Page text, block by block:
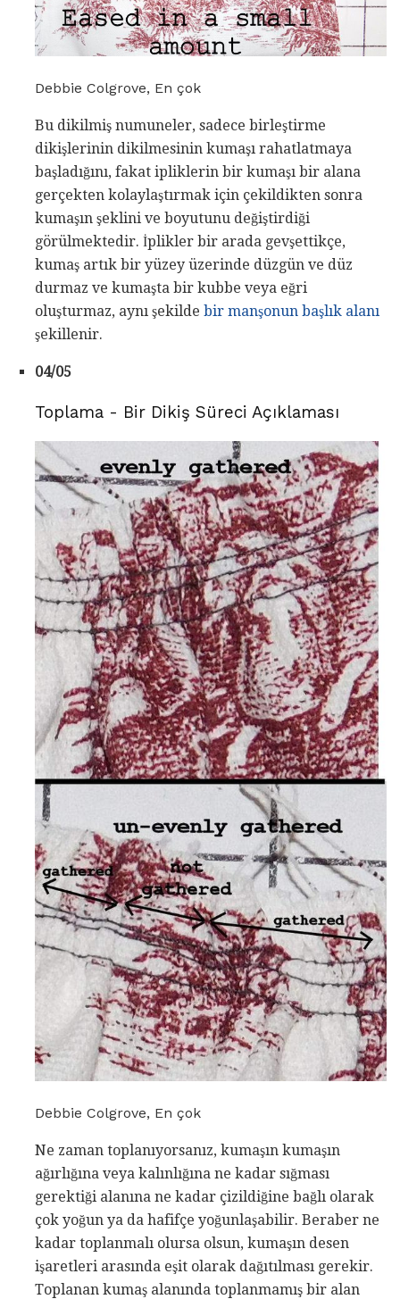
Debbie Colgrove, En çok
Bu dikilmiş numuneler, sadece birleştirme
dikişlerinin dikilmesinin kumaşı rahatlatmaya
başladığını, fakat ipliklerin bir kumaşı bir alana
gerçekten kolaylaştırmak için çekildikten sonra
kumaşın şeklini ve boyutunu değiştirdiği
görülmektedir. İplikler bir arada gevşettikçe,
kumaş artık bir yüzey üzerinde düzgün ve düz
durmaz ve kumaşta bir kubbe veya eğri
oluşturmaz, aynı şekilde bir manşonun başlık alanı
şekillenir.
04/05
Toplama - Bir Dikiş Süreci Açıklaması
Debbie Colgrove, En çok
Ne zaman toplanıyorsanız, kumaşın kumaşın
ağırlığına veya kalınlığına ne kadar sığması
gerektiği alanına ne kadar çizildiğine bağlı olarak
çok yoğun ya da hafifçe yoğunlaşabilir. Beraber ne
kadar toplanmalı olursa olsun, kumaşın desen
işaretleri arasında eşit olarak dağıtılması gerekir.
Toplanan kumaş alanında toplanmamış bir alan